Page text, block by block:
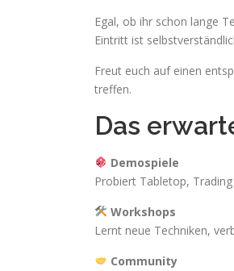
Egal, ob ihr schon lange
Eintritt ist
Freut euch auf einen
treffen.
Das
Demospiele
Probiert Tabletop,
Workshops
Lernt neue Techniken,
Community